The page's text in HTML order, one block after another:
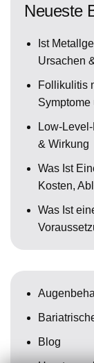
Neueste
Ist
Ursachen
Follikulitis
Low-
& Wirkung
Was Ist
Kosten,
Was Ist
Blog